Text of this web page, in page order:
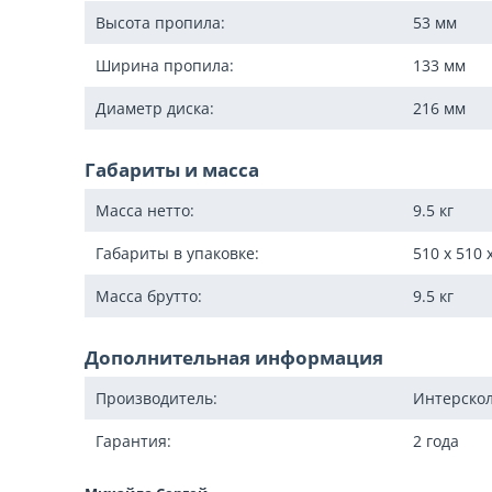
Высота пропила: 53 мм
Ширина пропила: 133 мм
Диаметр диска: 216 мм
Габариты и масса
Масса нетто: 9.5 кг
Габариты в упаковке: 510 x 510
Масса брутто: 9.5 кг
Дополнительная информация
Производитель: Интерскол
Гарантия: 2 года